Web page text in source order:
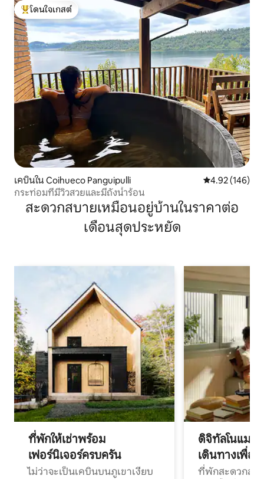
โดนใจเกสต์ที่สุด
โดนใจเกสต์
เคบินใน Coihueco Panguipulli คะแนนเฉลี่ย
4.92 (146)
กระท่อมที่มีวิวสวยและมีถังน้ำร้อน
สะดวกสบายเหมือนอยู่บ้านในราคาต่อ
เดือนสุดประหยัด
ที่พักให้เช่าพร้อม
เฟอร์นิเจอร์ครบครัน
ไม่ว่าจะเป็นเคบินบนภูเขาเงียบ
ดิจิทัลโนแมด
เดินทางเพื่อ
ที่พักสะดวกสบ